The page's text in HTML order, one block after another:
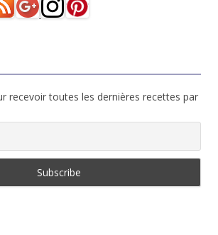
recevoir toutes les dernières recettes par